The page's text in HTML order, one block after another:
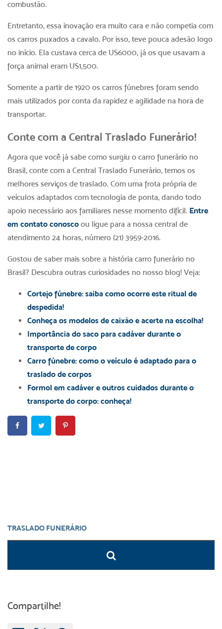
combustão.
Entretanto, essa inovação era muito cara e não competia com
os carros puxados a cavalo. Por isso, teve pouca adesão logo
no início. Ela custava cerca de US6000, já os que usavam a
força animal eram US1,500.
Somente a partir de 1920 os carros fúnebres foram sendo
mais utilizados por conta da rapidez e agilidade na hora de
transportar.
Conte com a Central Traslado Funerário!
Agora que você já sabe como surgiu o carro funerário no
Brasil, conte com a Central Traslado Funerário, temos os
melhores serviços de traslado. Com uma frota própria de
veículos adaptados com tecnologia de ponta, dando todo
apoio necessário aos familiares nesse momento difícil. Entre
em contato conosco ou ligue para a nossa central de
atendimento 24 horas, número (21) 3959-2016.
Gostou de saber mais sobre a história carro funerário no
Brasil? Descubra outras curiosidades no nosso blog! Veja:
Cortejo fúnebre: saiba como ocorre este ritual de
despedida!
Conheça os modelos de caixão e acerte na escolha!
Importância do saco para cadáver durante o
transporte de corpo
Carro fúnebre: como o veículo é adaptado para o
traslado de corpos
Formol em cadáver e outros cuidados durante o
transporte do corpo: conheça!
Compartilhe!